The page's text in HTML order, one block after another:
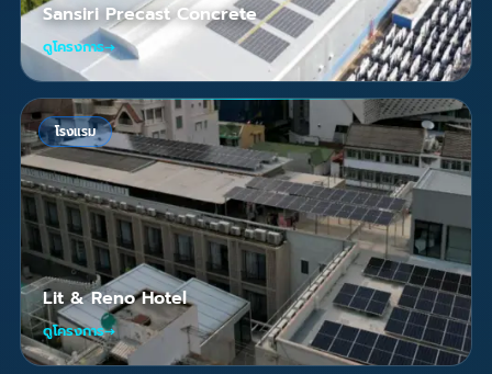
Sansiri Precast Concrete
ดูโครงการ→
โรงแรม
Lit & Reno Hotel
ดูโครงการ→